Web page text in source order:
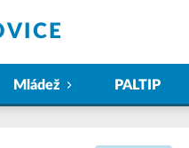
Mládež PALTIP